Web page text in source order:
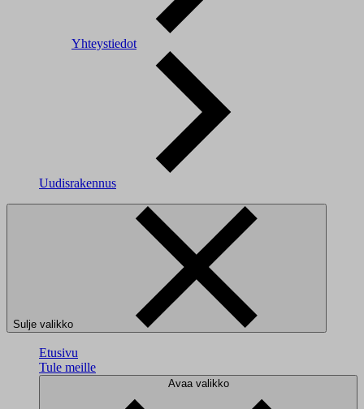
Yhteystiedot
Uudisrakennus
Sulje valikko
Etusivu
Tule meille
Avaa valikko